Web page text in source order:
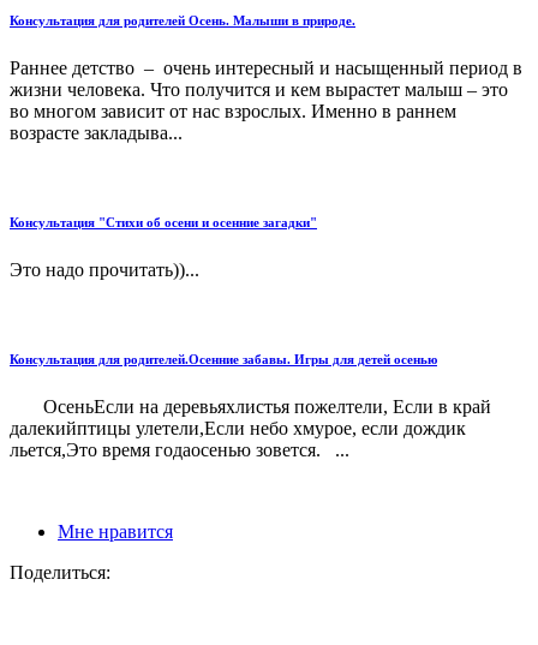
Консультация для родителей Осень. Малыши в природе.
Раннее детство – очень интересный и насыщенный период в
жизни человека. Что получится и кем вырастет малыш – это
во многом зависит от нас взрослых. Именно в раннем
возрасте закладыва...
Консультация "Стихи об осени и осенние загадки"
Это надо прочитать))...
Консультация для родителей.Осенние забавы. Игры для детей осенью
ОсеньЕсли на деревьяхлистья пожелтели, Если в край
далекийптицы улетели,Если небо хмурое, если дождик
льется,Это время годаосенью зовется. ...
Мне нравится
Поделиться: